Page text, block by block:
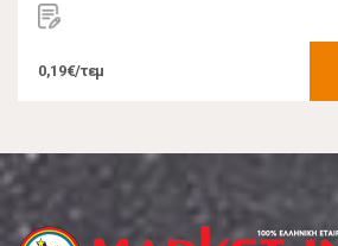
0,19€/τεμ